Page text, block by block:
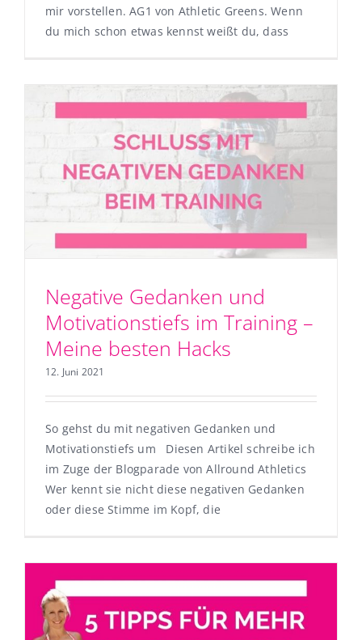
mir vorstellen. AG1 von Athletic Greens. Wenn
du mich schon etwas kennst weißt du, dass
Negative Gedanken und
Motivationstiefs im Training –
Meine besten Hacks
12. Juni 2021
So gehst du mit negativen Gedanken und
Motivationstiefs um Diesen Artikel schreibe ich
im Zuge der Blogparade von Allround Athletics
Wer kennt sie nicht diese negativen Gedanken
oder diese Stimme im Kopf, die